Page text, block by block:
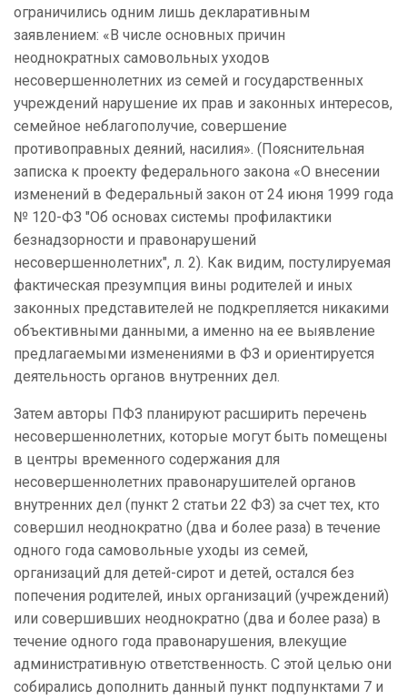
ограничились одним лишь декларативным
заявлением: «В числе основных причин
неоднократных самовольных уходов
несовершеннолетних из семей и государственных
учреждений нарушение их прав и законных интересов,
семейное неблагополучие, совершение
противоправных деяний, насилия». (Пояснительная
записка к проекту федерального закона «О внесении
изменений в Федеральный закон от 24 июня 1999 года
№ 120-ФЗ "Об основах системы профилактики
безнадзорности и правонарушений
несовершеннолетних", л. 2). Как видим, постулируемая
фактическая презумпция вины родителей и иных
законных представителей не подкрепляется никакими
объективными данными, а именно на ее выявление
предлагаемыми изменениями в ФЗ и ориентируется
деятельность органов внутренних дел.
Затем авторы ПФЗ планируют расширить перечень
несовершеннолетних, которые могут быть помещены
в центры временного содержания для
несовершеннолетних правонарушителей органов
внутренних дел (пункт 2 статьи 22 ФЗ) за счет тех, кто
совершил неоднократно (два и более раза) в течение
одного года самовольные уходы из семей,
организаций для детей-сирот и детей, остался без
попечения родителей, иных организаций (учреждений)
или совершивших неоднократно (два и более раза) в
течение одного года правонарушения, влекущие
административную ответственность. С этой целью они
собирались дополнить данный пункт подпунктами 7 и